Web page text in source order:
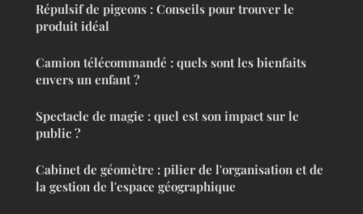
Répulsif de pigeons : Conseils pour trouver le
produit idéal
Camion télécommandé : quels sont les bienfaits
envers un enfant ?
Spectacle de magie : quel est son impact sur le
public ?
Cabinet de géomètre : pilier de l'organisation et de
la gestion de l'espace géographique